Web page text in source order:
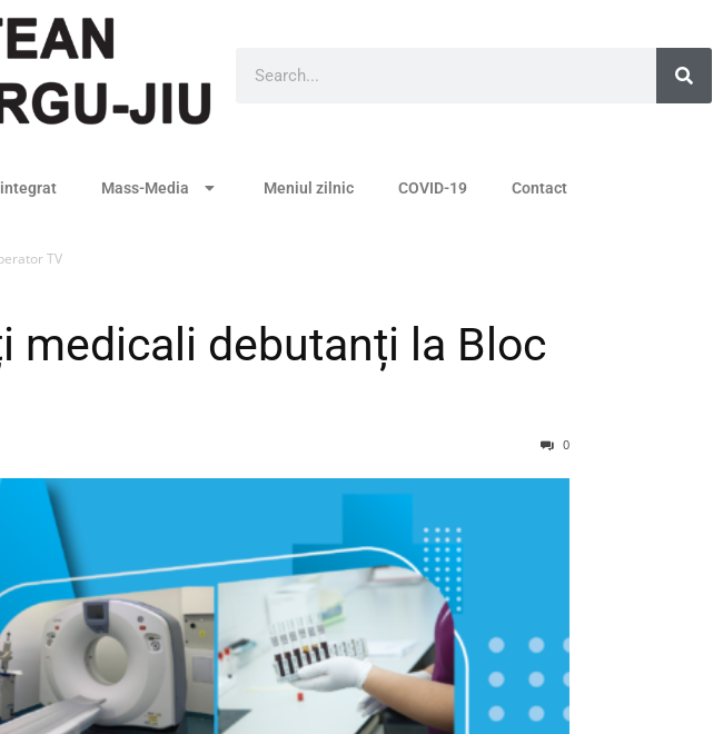
Mass-Media Meniul zilnic COVID-19 Contact
TV
medicali debutanți la Bloc
0